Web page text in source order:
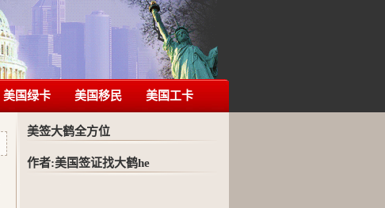
美国绿卡 美国移民 美国工卡
美签大鹤全方位
作者:美国签证找大鹤he